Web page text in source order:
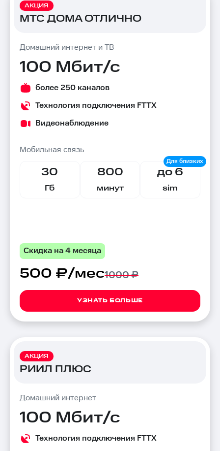
АКЦИЯ
МТС ДОМА ОТЛИЧНО
Домашний интернет и ТВ
100 Мбит/с
более 250 каналов
Технология подключения FTTX
Видеонаблюдение
Мобильная связь
30
Гб
800
минут
до 6
sim
Скидка на 4 месяца
500 ₽/мес1000 ₽
УЗНАТЬ БОЛЬШЕ
АКЦИЯ
РИИЛ ПЛЮС
Домашний интернет
100 Мбит/с
Технология подключения FTTX